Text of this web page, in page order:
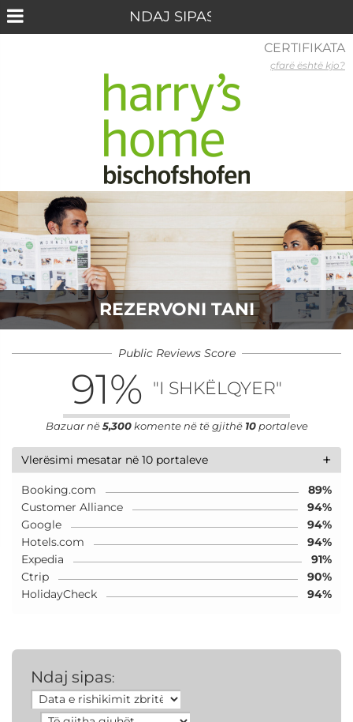
REZERVONI TANI
Public Reviews Score
91% "I SHKËLQYER"
Bazuar në5,300komente në të gjithë 10portaleve
+
Vlerësimi mesatar në 10 portaleve
Booking.com
89%
Customer Alliance
94%
Google
94%
Hotels.com
94%
Expedia
91%
Ctrip
90%
HolidayCheck
94%
Ndaj sipas:
CERTIFIKATA
çfarë është kjo?